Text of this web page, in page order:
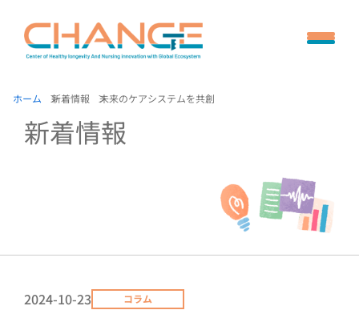
ホーム 新着情報 未来のケアシステムを共創
新着情報
2024-10-23 コラム